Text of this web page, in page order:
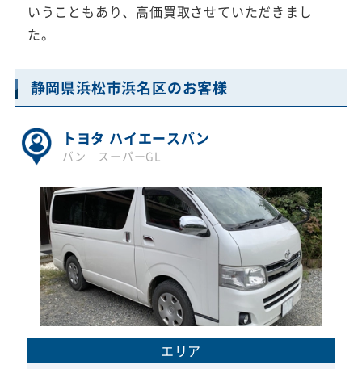
いうこともあり、高価買取させていただきまし
た。
静岡県浜松市浜名区のお客様
トヨタ ハイエースバン
バン スーパーGL
エリア